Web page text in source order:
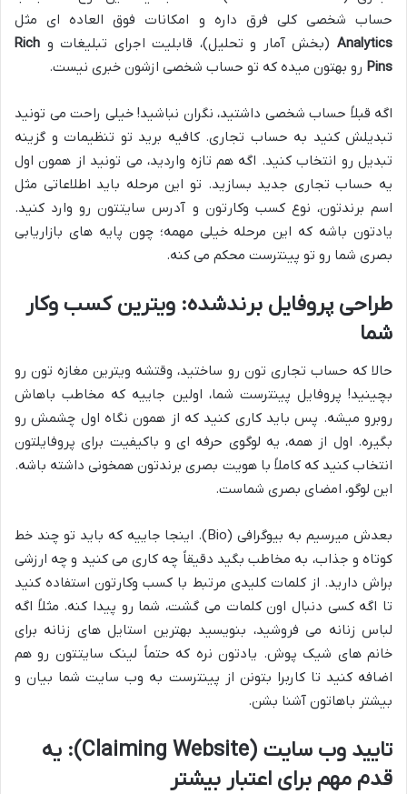
حساب شخصی کلی فرق داره و امکانات فوق العاده ای مثل
Analytics (بخش آمار و تحلیل)، قابلیت اجرای تبلیغات و Rich
Pins رو بهتون میده که تو حساب شخصی ازشون خبری نیست.
اگه قبلاً حساب شخصی داشتید، نگران نباشید! خیلی راحت می تونید
تبدیلش کنید به حساب تجاری. کافیه برید تو تنظیمات و گزینه
تبدیل رو انتخاب کنید. اگه هم تازه واردید، می تونید از همون اول
یه حساب تجاری جدید بسازید. تو این مرحله باید اطلاعاتی مثل
اسم برندتون، نوع کسب وکارتون و آدرس سایتتون رو وارد کنید.
یادتون باشه که این مرحله خیلی مهمه؛ چون پایه های بازاریابی
بصری شما رو تو پینترست محکم می کنه.
طراحی پروفایل برندشده: ویترین کسب وکار
شما
حالا که حساب تجاری تون رو ساختید، وقتشه ویترین مغازه تون رو
بچینید! پروفایل پینترست شما، اولین جاییه که مخاطب باهاش
روبرو میشه. پس باید کاری کنید که از همون نگاه اول چشمش رو
بگیره. اول از همه، یه لوگوی حرفه ای و باکیفیت برای پروفایلتون
انتخاب کنید که کاملاً با هویت بصری برندتون همخونی داشته باشه.
این لوگو، امضای بصری شماست.
بعدش میرسیم به بیوگرافی (Bio). اینجا جاییه که باید تو چند خط
کوتاه و جذاب، به مخاطب بگید دقیقاً چه کاری می کنید و چه ارزشی
براش دارید. از کلمات کلیدی مرتبط با کسب وکارتون استفاده کنید
تا اگه کسی دنبال اون کلمات می گشت، شما رو پیدا کنه. مثلاً اگه
لباس زنانه می فروشید، بنویسید بهترین استایل های زنانه برای
خانم های شیک پوش. یادتون نره که حتماً لینک سایتتون رو هم
اضافه کنید تا کاربرا بتونن از پینترست به وب سایت شما بیان و
بیشتر باهاتون آشنا بشن.
تایید وب سایت (Claiming Website): یه
قدم مهم برای اعتبار بیشتر